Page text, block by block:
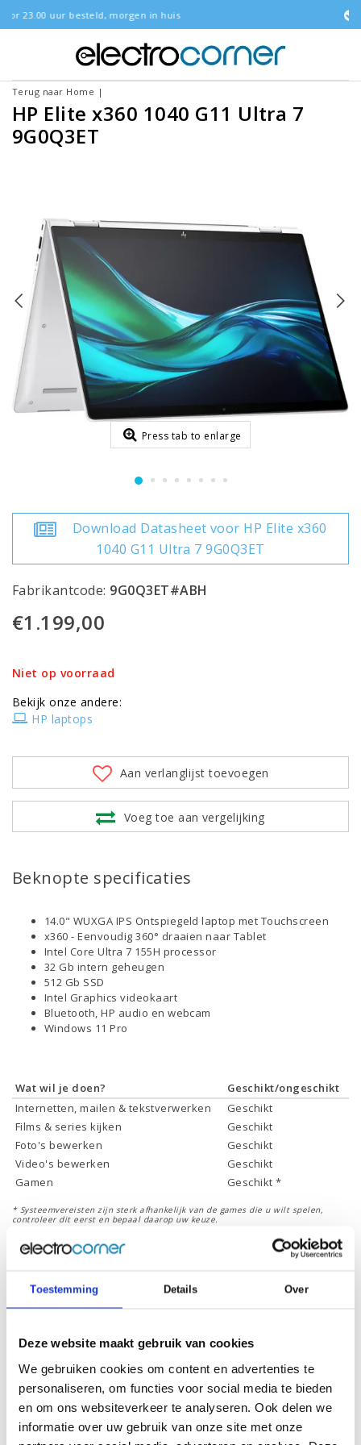
Toestemming Details Over
Deze website maakt gebruik van cookies
We gebruiken cookies om content en advertenties te
personaliseren, om functies voor social media te bieden
en om ons websiteverkeer te analyseren. Ook delen we
informatie over uw gebruik van onze site met onze
in huis
Terug naar Home |
HP Elite x360 1040 G11 Ultra 7
9G0Q3ET
Press tab to enlarge
Download Datasheet voor HP Elite x360
1040 G11 Ultra 7 9G0Q3ET
Fabrikantcode: 9G0Q3ET#ABH
€1.199,00
Niet op voorraad
Bekijk onze andere:
HP laptops
Aan verlanglijst toevoegen
Voeg toe aan vergelijking
Beknopte specificaties
14.0" WUXGA IPS Ontspiegeld laptop met Touchscreen
x360 - Eenvoudig 360° draaien naar Tablet
Intel Core Ultra 7 155H processor
32 Gb intern geheugen
512 Gb SSD
Intel Graphics videokaart
Bluetooth, HP audio en webcam
Windows 11 Pro
Wat wil je doen?
Geschikt/ongeschikt
Internetten, mailen & tekstverwerken
Geschikt
Films & series kijken
Geschikt
Foto's bewerken
Geschikt
Video's bewerken
Geschikt
Gamen
Geschikt *
* Systeemvereisten zijn sterk afhankelijk van de games die u wilt spelen,
controleer dit eerst en bepaal daarop uw keuze.
Specificaties
Scherm resolutie:
1920 x 1200 (WUXGA)
Touchscreen:
Ja
Scherm reflectie:
Ontspiegeld
Scherm omklapbaar:
Ja (eenvoudig 360° draaien naar